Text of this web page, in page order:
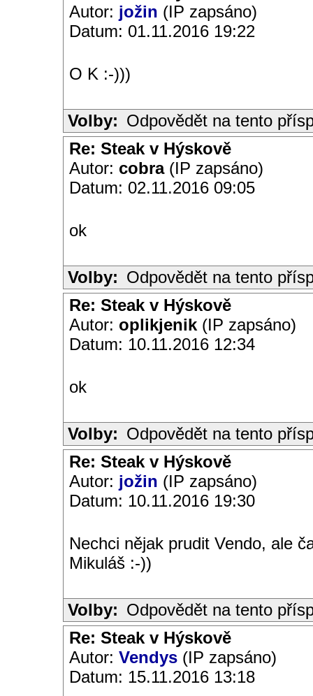
Autor: jožin (IP zapsáno)
Datum: 01.11.2016 19:22
O K :-)))
Volby: Odpovědět na tento
Re: Steak v Hýskově
Autor: cobra(IP zapsáno)
Datum: 02.11.2016 09:05
ok
Volby: Odpovědět na tento
Re: Steak v Hýskově
Autor: oplikjenik (IP zapsáno)
Datum: 10.11.2016 12:34
ok
Volby: Odpovědět na tento
Re: Steak v Hýskově
Autor: jožin (IP zapsáno)
Datum: 10.11.2016 19:30
Nechci nějak prudit Vendo, ale
Mikuláš :-))
Volby: Odpovědět na tento
Re: Steak v Hýskově
Autor: Vendys (IP zapsáno)
Datum: 15.11.2016 13:18